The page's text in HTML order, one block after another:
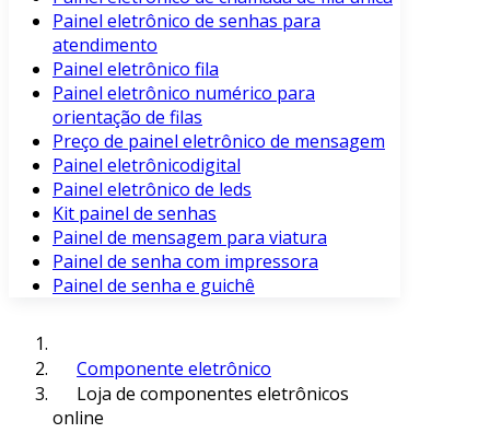
Painel eletrônico de senhas para
atendimento
Painel eletrônico fila
Painel eletrônico numérico para
orientação de filas
Preço de painel eletrônico de mensagem
Painel eletrônicodigital
Painel eletrônico de leds
Kit painel de senhas
Painel de mensagem para viatura
Painel de senha com impressora
Painel de senha e guichê
Componente eletrônico
Loja de componentes eletrônicos
online